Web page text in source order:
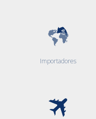
Importadores